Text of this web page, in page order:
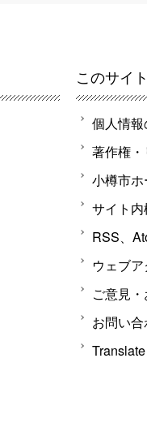
このサイ
個人情
著作権
小樽市
サイト
RSS、
ウェブ
ご意見
お問い
Translate